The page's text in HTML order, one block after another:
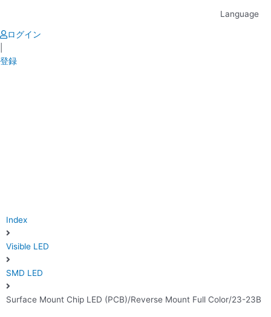
content
Language
ログイン
登録
Index
Visible LED
SMD LED
Surface Mount Chip LED (PCB)/Reverse Mount Full Color/23-23B